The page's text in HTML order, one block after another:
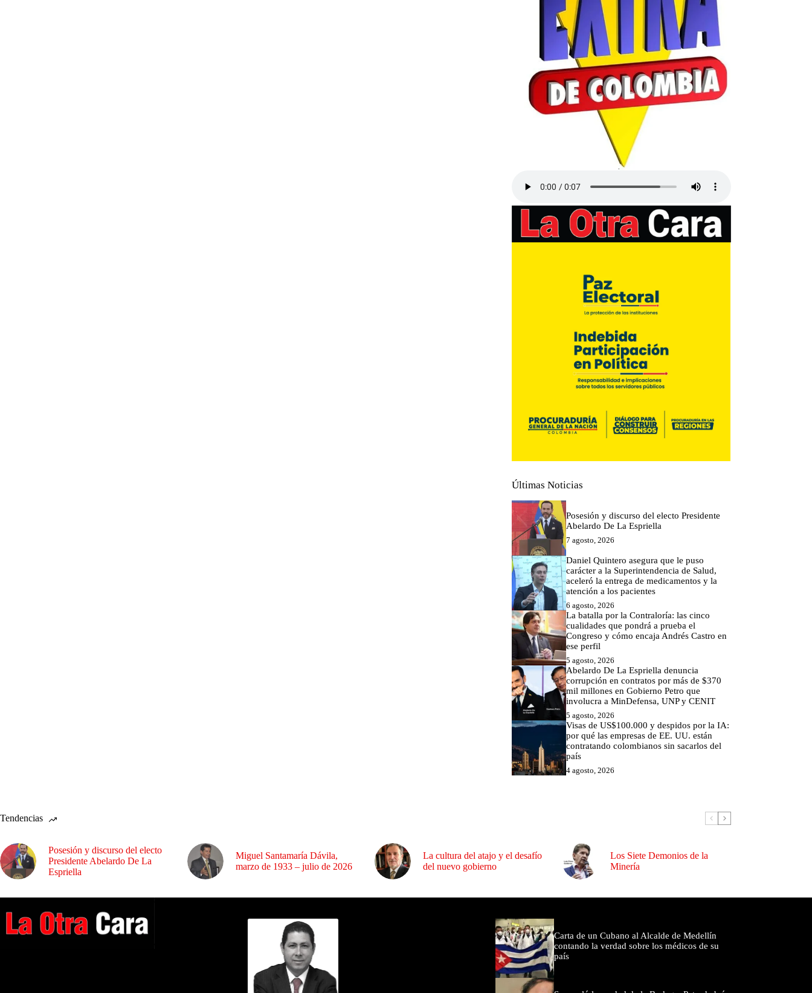
Últimas Noticias
Posesión y discurso del electo Presidente
Abelardo De La Espriella
7 agosto, 2026
Daniel Quintero asegura que le puso
carácter a la Superintendencia de Salud,
aceleró la entrega de medicamentos y la
atención a los pacientes
6 agosto, 2026
La batalla por la Contraloría: las cinco
cualidades que pondrá a prueba el
Congreso y cómo encaja Andrés Castro en
ese perfil
5 agosto, 2026
Abelardo De La Espriella denuncia
corrupción en contratos por más de $370
mil millones en Gobierno Petro que
involucra a MinDefensa, UNP y CENIT
5 agosto, 2026
Visas de US$100.000 y despidos por la IA:
por qué las empresas de EE. UU. están
contratando colombianos sin sacarlos del
país
4 agosto, 2026
Tendencias
Posesión y discurso del electo
Presidente Abelardo De La
Espriella
Miguel Santamaría Dávila,
marzo de 1933 – julio de 2026
La cultura del atajo y el desafío
del nuevo gobierno
Los Siete Demonios de la
Minería
Carta de un Cubano al Alcalde de Medellín
contando la verdad sobre los médicos de su
país